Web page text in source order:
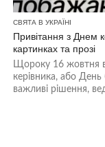
СВЯТА В УКРАЇНІ
Привітання з Днем
картинках та прозі
Щороку 16 жовтня в
керівника, або
важливі рішення,